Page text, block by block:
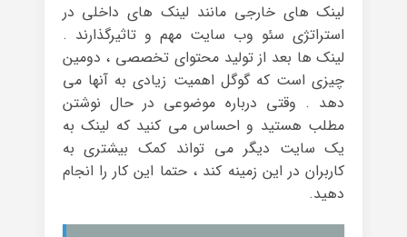
لینک های خارجی مانند لینک های داخلی در
استراتژی سئو وب سایت مهم و تاثیرگذارند .
لینک ها بعد از تولید محتوای تخصصی ، دومین
چیزی است که گوگل اهمیت زیادی به آنها می
دهد . وقتی درباره موضوعی در حال نوشتن
مطلب هستید و احساس می کنید که لینک به
یک سایت دیگر می تواند کمک بیشتری به
کاربران در این زمینه کند ، حتما این کار را انجام
دهید.